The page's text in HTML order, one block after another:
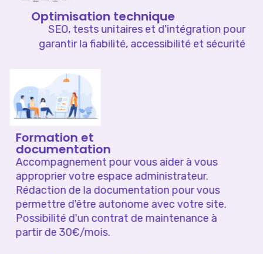
Optimisation technique
SEO, tests unitaires et d'intégration pour
garantir la fiabilité, accessibilité et sécurité
Formation et
documentation
Accompagnement pour vous aider à vous
approprier votre espace administrateur.
Rédaction de la documentation pour vous
permettre d'être autonome avec votre site.
Possibilité d'un contrat de maintenance à
partir de 30€/mois.